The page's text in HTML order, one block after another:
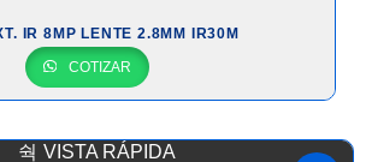
IR 8MP LENTE 2.8MM IR30M
COTIZAR
VISTA RÁPIDA